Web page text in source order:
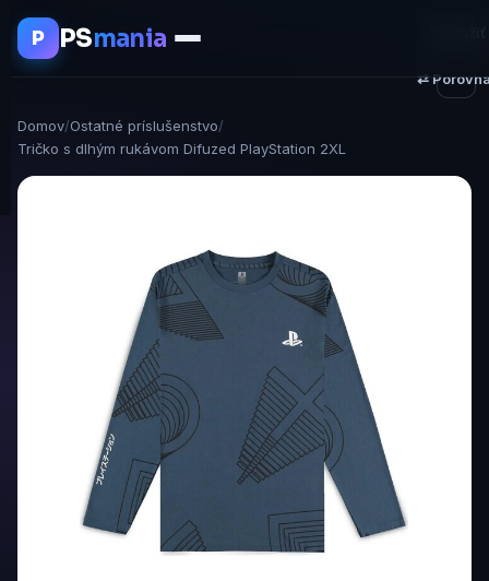
P PSmania
Domov/Ostatné príslušenstvo/
Tričko s dlhým rukávom Difuzed PlayStation 2XL
⇄